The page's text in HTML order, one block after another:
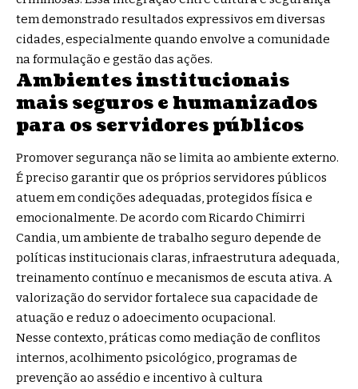
tem demonstrado resultados expressivos em diversas
cidades, especialmente quando envolve a comunidade
na formulação e gestão das ações.
Ambientes institucionais
mais seguros e humanizados
para os servidores públicos
Promover segurança não se limita ao ambiente externo.
É preciso garantir que os próprios servidores públicos
atuem em condições adequadas, protegidos física e
emocionalmente. De acordo com Ricardo Chimirri
Candia, um ambiente de trabalho seguro depende de
políticas institucionais claras, infraestrutura adequada,
treinamento contínuo e mecanismos de escuta ativa. A
valorização do servidor fortalece sua capacidade de
atuação e reduz o adoecimento ocupacional.
Nesse contexto, práticas como mediação de conflitos
internos, acolhimento psicológico, programas de
prevenção ao assédio e incentivo à cultura